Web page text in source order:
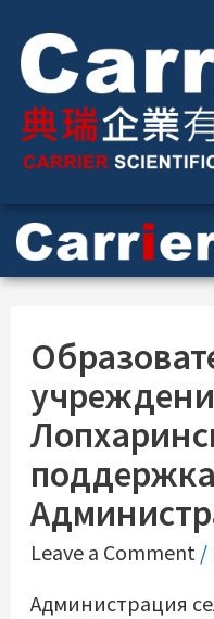
поддержка
Leave a Comment /
Администрация